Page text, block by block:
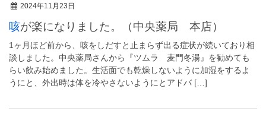
2024年11月23日
咳が楽になりました。（中央薬局 本店）
1ヶ月ほど前から、咳をしだすと止まらず出る症状が続いており相
談しました。中央薬局さんから『ツムラ 麦門冬湯』を勧めても
らい飲み始めました。生活面でも乾燥しないように加湿をするよ
うにと、外出時は体を冷やさないようにとアドバ […]